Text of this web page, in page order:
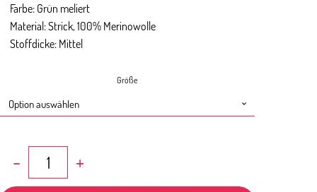
Farbe: Grün meliert
Material: Strick, 100% Merinowolle
Stoffdicke: Mittel
Größe
Kappe
Grün